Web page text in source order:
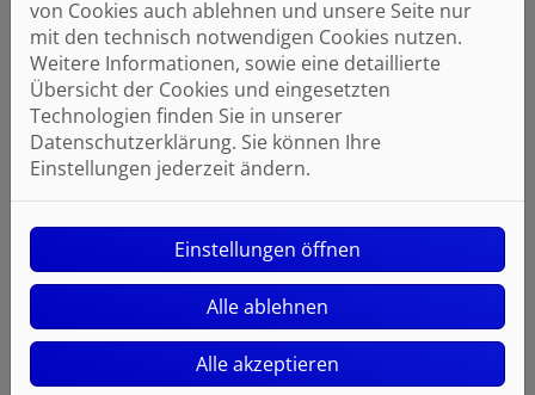
Bilder von Ihrem Projekt
Gerne dürfen Sie uns zusätzliche
Informationen und Bilder zu der Ist-Situation
hier hochladen.
Laden Sie hier Ihre Dateien hoch.
Hinweis zur Dateigröße: max. 10 MB
Ihre Kontaktdaten
Firma
von Cookies auch ablehnen und unsere Seite nur
mit den technisch notwendigen Cookies nutzen.
Weitere Informationen, sowie eine detaillierte
Übersicht der Cookies und eingesetzten
Technologien finden Sie in unserer
Datenschutzerklärung. Sie können Ihre
Einstellungen jederzeit ändern.
Einstellungen öffnen
Alle ablehnen
Alle akzeptieren